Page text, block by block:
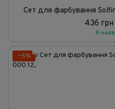
Сет для фарбування
436 грн
В
−5%